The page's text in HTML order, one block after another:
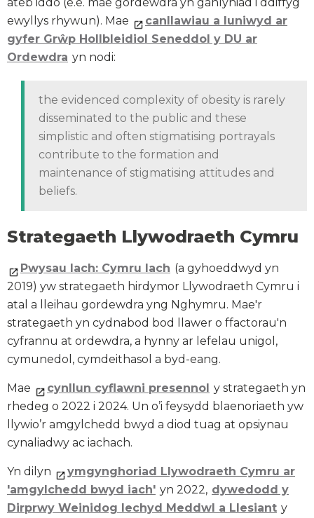
ewyllys rhywun). Mae
canllawiau a luniwyd ar
gyfer Grŵp Hollbleidiol Seneddol y DU ar
Ordewdra yn nodi:
the evidenced complexity of obesity is rarely
disseminated to the public and these
simplistic and often stigmatising portrayals
contribute to the formation and
maintenance of stigmatising attitudes and
beliefs.
Strategaeth Llywodraeth Cymru
Pwysau Iach: Cymru Iach (a gyhoeddwyd yn
2019) yw strategaeth hirdymor Llywodraeth Cymru i
atal a lleihau gordewdra yng Nghymru. Mae'r
strategaeth yn cydnabod bod llawer o ffactorau'n
cyfrannu at ordewdra, a hynny ar lefelau unigol,
cymunedol, cymdeithasol a byd-eang.
Mae cynllun cyflawni presennol y strategaeth yn
rhedeg o 2022 i 2024. Un o’i feysydd blaenoriaeth yw
llywio’r amgylchedd bwyd a diod tuag at opsiynau
cynaliadwy ac iachach.
Yn dilyn
ymgynghoriad Llywodraeth Cymru ar
'amgylchedd bwyd iach' yn 2022, dywedodd y
Dirprwy Weinidog Iechyd Meddwl a Llesiant y